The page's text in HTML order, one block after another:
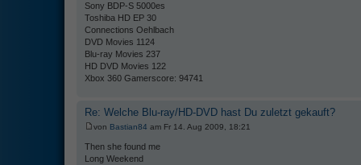
Sony BDP-S 5000es
Toshiba HD EP 30
Connections Oehlbach
DVD Movies 1124
Blu-ray Movies 237
HD DVD Movies 122
Xbox 360 Gamerscore: 94741
Re: Welche Blu-ray/HD-DVD hast Du zuletzt gekauft?
von Bastian84 am Fr 14. Aug 2009, 18:21
Then she found me
Long Weekend